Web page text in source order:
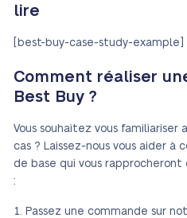
lire
[best-buy-case-study-example]
Comment réaliser
Best Buy ?
Vous souhaitez vous familiariser
cas ? Laissez-nous vous aider
de base qui vous
:
Passez une commande sur